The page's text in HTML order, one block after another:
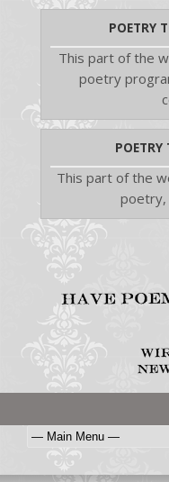
POETRY
This part of the
poetry
POETRY
This part of the